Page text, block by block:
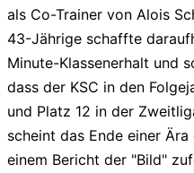
als Co-Trainer von Alois
43-Jährige schaffte
Minute-Klassenerhalt und
dass der KSC in den
und Platz 12 in der
scheint das Ende einer
einem Bericht der "Bild"